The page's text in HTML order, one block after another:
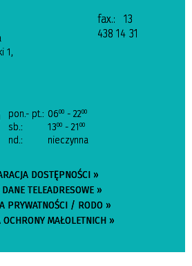
1,
fax.:
13
438 14 31
pon.- pt.: 0600 - 2200
sb.: 1300 - 21 00
nd.: nieczynna
DOSTĘPNOŚCI »
TELEADRESOWE »
PRYWATNOŚCI / RODO »
OCHRONY MAŁOLETNICH »